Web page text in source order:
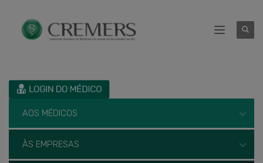
AOS MÉDICOS
ÀS EMPRESAS